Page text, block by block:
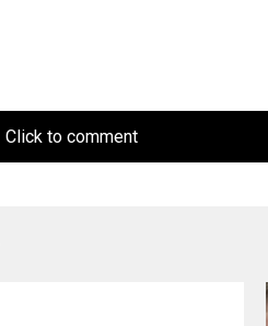
Click to comment